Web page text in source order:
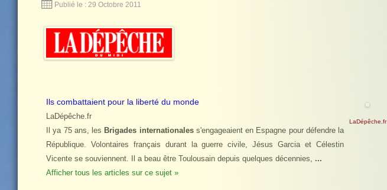
Publié le : 29 Octobre 2011
Ils combattaient pour la liberté du monde
LaDépêche.fr
Il ya 75 ans, les Brigades internationaless'engageaient en Espagne pour défendre la
République. Volontaires français durant la guerre civile, Jésus Garcia et Célestin
Vicente se souviennent. Il a beau être Toulousain depuis quelques décennies, ...
Afficher tous les articles sur ce sujet »
LaDépêche.fr